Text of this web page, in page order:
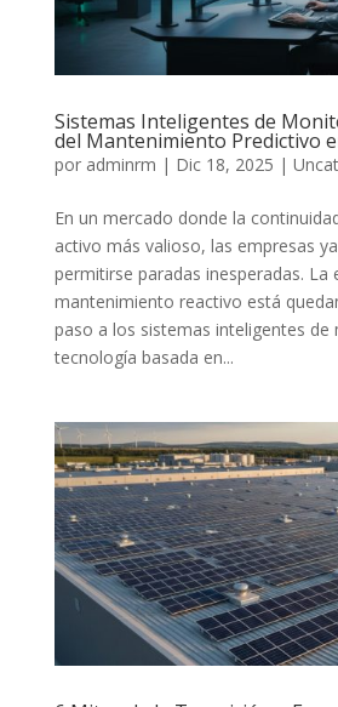
Sistemas Inteligentes de
del Mantenimiento Predictivo
por adminrm | Dic 18, 2025 |
En un mercado donde la
activo más valioso, las empresas
permitirse paradas inesperadas. La
mantenimiento reactivo está
paso a los sistemas inteligentes de
tecnología basada en...